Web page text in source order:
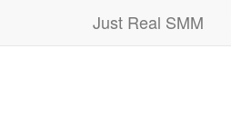
Just Real SMM